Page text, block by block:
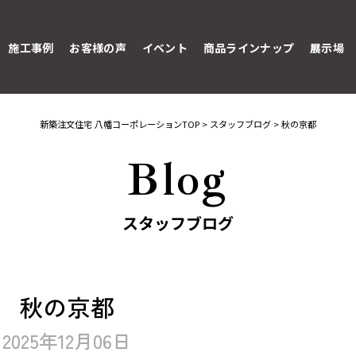
施工事例 お客様の声 イベント 商品ラインナップ 展示場
新築注文住宅 八幡コーポレーションTOP > スタッフブログ >秋の京都
Blog
スタッフブログ
秋の京都
2025年12月06日